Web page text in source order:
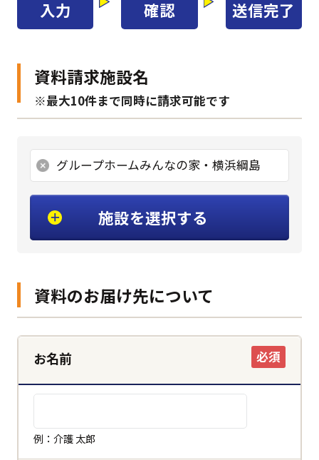
入力 確認 送信完了
資料請求施設名
※最大10件まで同時に請求可能です
グループホームみんなの家・横浜綱島
施設を選択する
資料のお届け先について
お名前 必須
例：介護 太郎